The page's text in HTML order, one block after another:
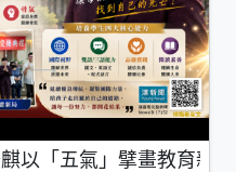
以「五氣」擘畫教育新局